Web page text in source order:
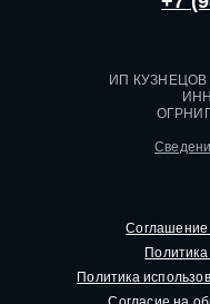
ИП КУЗНЕЦОВ
Соглашение
Политика